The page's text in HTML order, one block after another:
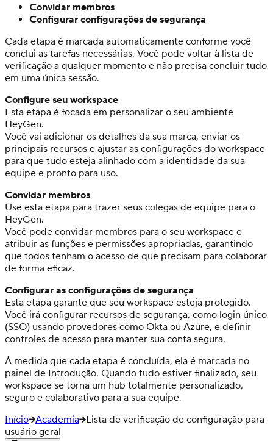
Convidar membros
Configurar configurações de segurança
Cada etapa é marcada automaticamente conforme você
conclui as tarefas necessárias. Você pode voltar à lista de
verificação a qualquer momento e não precisa concluir tudo
em uma única sessão.
Configure seu workspace
Esta etapa é focada em personalizar o seu ambiente
HeyGen.
Você vai adicionar os detalhes da sua marca, enviar os
principais recursos e ajustar as configurações do workspace
para que tudo esteja alinhado com a identidade da sua
equipe e pronto para uso.
Convidar membros
Use esta etapa para trazer seus colegas de equipe para o
HeyGen.
Você pode convidar membros para o seu workspace e
atribuir as funções e permissões apropriadas, garantindo
que todos tenham o acesso de que precisam para colaborar
de forma eficaz.
Configurar as configurações de segurança
Esta etapa garante que seu workspace esteja protegido.
Você irá configurar recursos de segurança, como login único
(SSO) usando provedores como Okta ou Azure, e definir
controles de acesso para manter sua conta segura.
À medida que cada etapa é concluída, ela é marcada no
painel de Introdução. Quando tudo estiver finalizado, seu
workspace se torna um hub totalmente personalizado,
seguro e colaborativo para a sua equipe.
Início Academia Lista de verificação de configuração para
usuário geral